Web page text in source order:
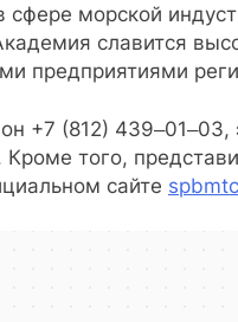
сфере морской
славится
предприятиями
+7 (812) 439‒01‒03,
Кроме того,
сайте